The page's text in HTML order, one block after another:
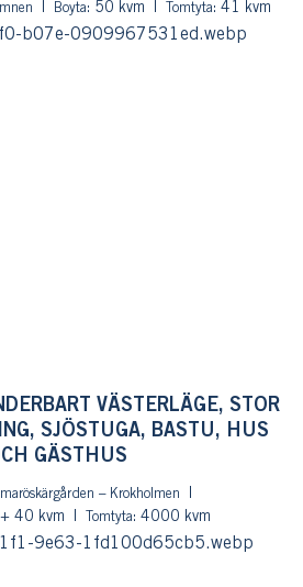
Boyta: 50 kvm Tomtyta: 41 kvm
VÄSTERLÄGE, STOR
SJÖSTUGA, BASTU, HUS
GÄSTHUS
– Krokholmen
40 kvm Tomtyta: 4000 kvm